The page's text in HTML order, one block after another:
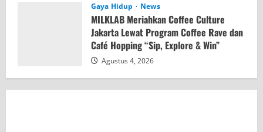
Gaya Hidup News
MILKLAB Meriahkan Coffee Culture
Jakarta Lewat Program Coffee Rave dan
Café Hopping “Sip, Explore & Win”
Agustus 4, 2026